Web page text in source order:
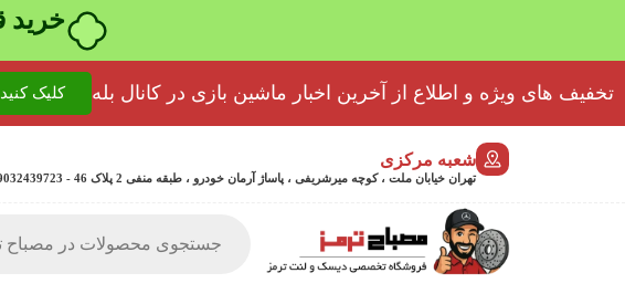
۴ قسط، بدون کارمزد
تخفیف های ویژه و اطلاع از آخرین اخبار ماشین بازی در کانال بله کلیک کنید
شعبه مرکزی
تهران خیابان ملت ، کوچه میرشریفی ، پاساژ آرمان خودرو ، طبقه منفی 2 پلاک 46 - 09032439723